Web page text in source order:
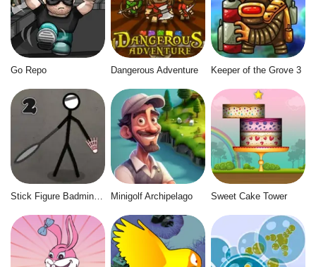
Go Repo Dangerous Adventure Keeper of the Grove 3
Minigolf Archipelago Sweet Cake Tower